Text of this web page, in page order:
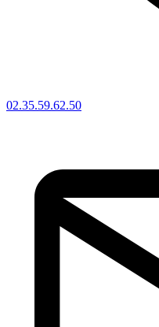
02.35.59.62.50